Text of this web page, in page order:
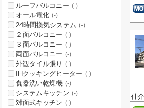
仲
ルーフバルコニー (-)
オール電化 (-)
24時間換気システム (-)
２面バルコニー (-)
３面バルコニー (-)
両面バルコニー (-)
外観タイル張り (-)
IHクッキングヒーター (-)
食器洗い乾燥機 (-)
システムキッチン (-)
対面式キッチン (-)